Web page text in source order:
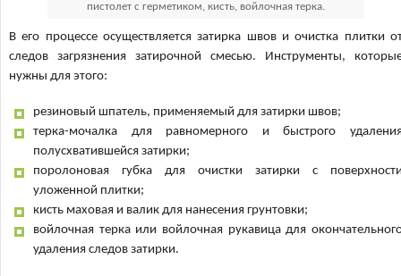
пистолет с герметиком, кисть, войлочная терка.
В его процессе осуществляется затирка швов и очистка плитки
следов загрязнения затирочной смесью. Инструменты,
нужны для этого:
резиновый шпатель, применяемый для затирки швов;
терка-мочалка для равномерного и быстрого
полусхватившейся затирки;
поролоновая губка для очистки затирки с
уложенной плитки;
кисть маховая и валик для нанесения грунтовки;
войлочная терка или войлочная рукавица для
удаления следов затирки.